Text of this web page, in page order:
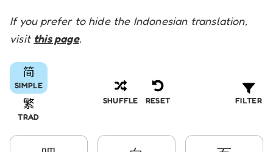
If you prefer to hide the Indonesian translation,
visit this page.
SIMPLE
TRAD
SHUFFLE RESET FILTER